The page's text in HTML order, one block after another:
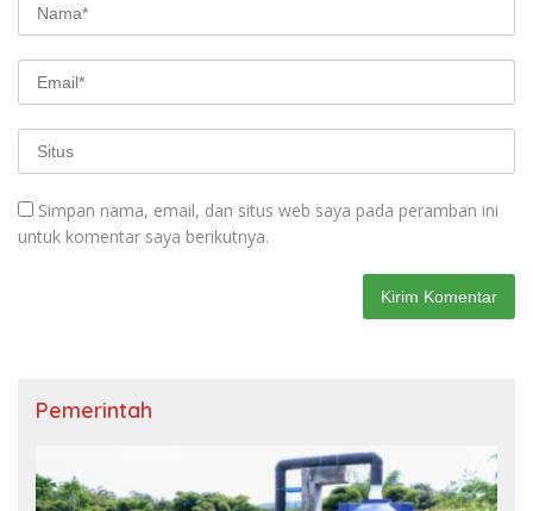
Simpan nama, email, dan situs web saya pada peramban ini
untuk komentar saya berikutnya.
Pemerintah